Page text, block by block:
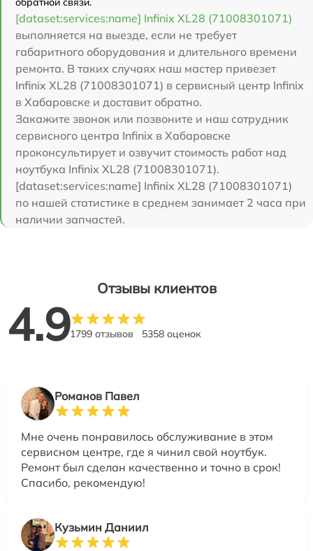
[dataset:services:name] Infinix XL28 (71008301071)
выполняется на выезде, если не требует
габаритного оборудования и длительного времени
ремонта. В таких случаях наш мастер привезет
Infinix XL28 (71008301071) в сервисный центр Infinix
в Хабаровске и доставит обратно.
Закажите звонок или позвоните и наш сотрудник
сервисного центра Infinix в Хабаровске
проконсультирует и озвучит стоимость работ над
ноутбука Infinix XL28 (71008301071).
[dataset:services:name] Infinix XL28 (71008301071)
по нашей статистике в среднем занимает 2 часа при
наличии запчастей.
Отзывы клиентов
4.91799 отзывов 5358 оценок
Романов Павел
Мне очень понравилось обслуживание в этом
сервисном центре, где я чинил свой ноутбук.
Ремонт был сделан качественно и точно в срок!
Спасибо, рекомендую!
Кузьмин Даниил